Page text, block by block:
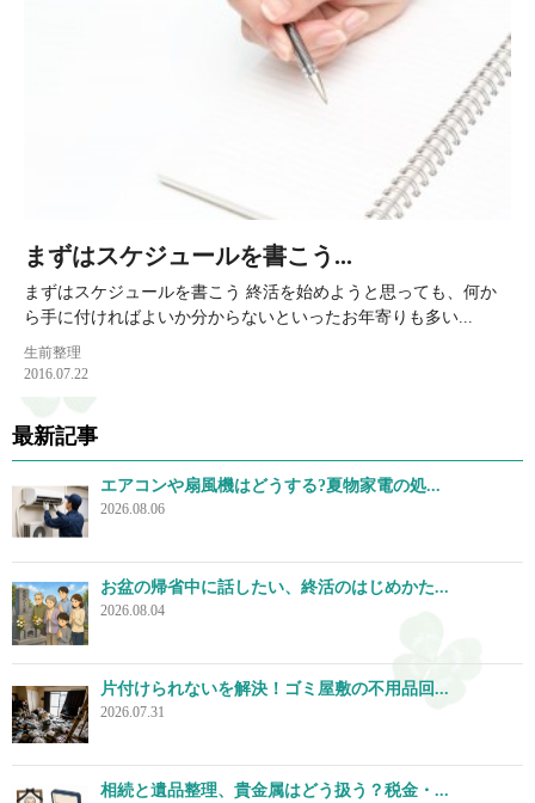
まずはスケジュールを書こう...
まずはスケジュールを書こう 終活を始めようと思っても、何か
ら手に付ければよいか分からないといったお年寄りも多い...
生前整理
2016.07.22
最新記事
エアコンや扇風機はどうする?夏物家電の処...
2026.08.06
お盆の帰省中に話したい、終活のはじめかた...
2026.08.04
片付けられないを解決！ゴミ屋敷の不用品回...
2026.07.31
相続と遺品整理、貴金属はどう扱う？税金・...